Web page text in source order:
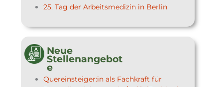
25. Tag der Arbeitsmedizin in Berlin
Neue
Stellenangebot
e
Quereinsteiger:in als Fachkraft für